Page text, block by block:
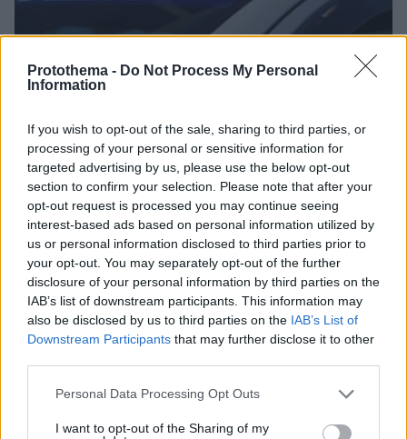
Protothema - Do Not Process My Personal
Information
If you wish to opt-out of the sale, sharing to third parties, or
processing of your personal or sensitive information for
targeted advertising by us, please use the below opt-out
section to confirm your selection. Please note that after your
opt-out request is processed you may continue seeing
interest-based ads based on personal information utilized by
us or personal information disclosed to third parties prior to
your opt-out. You may separately opt-out of the further
disclosure of your personal information by third parties on the
IAB’s list of downstream participants. This information may
also be disclosed by us to third parties on the IAB’s List of
Downstream Participants that may further disclose it to other
Please note that this website/app uses one or more Google
not limited to your visit or usage behaviour. You may click to
Personal Data Processing Opt Outs
I want to opt-out of the Sharing of my
Εξαρθρώθηκε μεγάλη σπείρα πορτοφολάδων που δρούσε
11.02.2022, 22:51